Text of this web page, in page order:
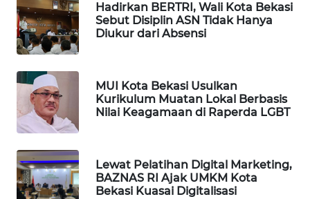
Hadirkan BERTRI, Wali Kota Bekasi
Sebut Disiplin ASN Tidak Hanya
Diukur dari Absensi
MUI Kota Bekasi Usulkan
Kurikulum Muatan Lokal Berbasis
Nilai Keagamaan di Raperda LGBT
Lewat Pelatihan Digital Marketing,
BAZNAS RI Ajak UMKM Kota
Bekasi Kuasai Digitalisasi